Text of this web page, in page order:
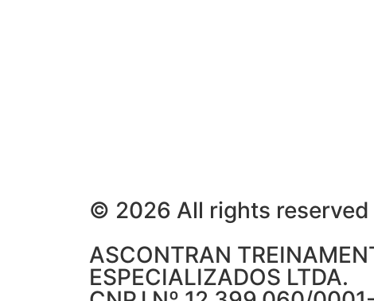
© 2026 All rights reserved
ASCONTRAN
ESPECIALIZADOS LTDA.